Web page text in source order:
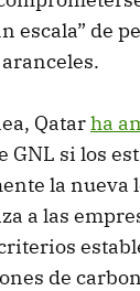
escala” de
Qatarha
GNL si los
la nueva
a las
de